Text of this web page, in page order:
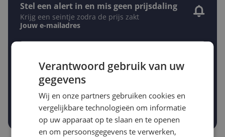
Stel een alert in en mis geen prijsdaling
Krijg een seintje zodra de prijs zakt
Jouw e-mailadres
Gewenste daling of bedrag
-5% -10%
Prijsalert aanzetten
Verantwoord gebruik van uw
gegevens
Wij en onze partners gebruiken cookies en
vergelijkbare technologieën om informatie
op uw apparaat op te slaan en te openen
en om persoonsgegevens te verwerken,